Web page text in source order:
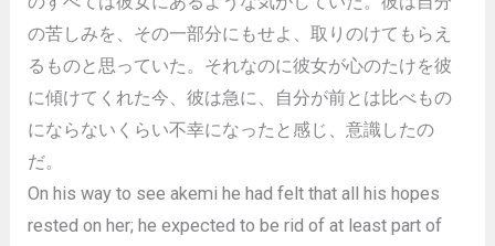
の苦しみを、その一部分にもせよ、取りのけてもらえ
るものと思っていた。それなのに彼女が心のたけを彼
に傾けてくれた今、彼は急に、自分が前とは比べもの
にならないくらい不幸になったと感じ、意識したの
だ。
On his way to see akemi he had felt that all his hopes
rested on her; he expected to be rid of at least part of